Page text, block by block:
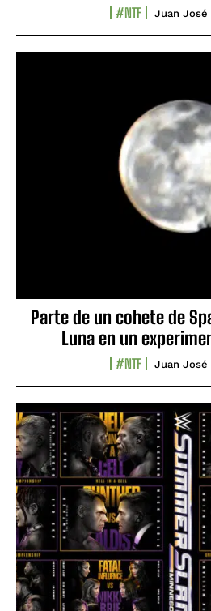
#NTF Juan José
Parte de un cohete de
Luna en un
#NTF Juan José